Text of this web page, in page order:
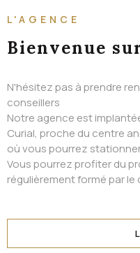
L'AGENCE
Bienvenue
N'hésitez pas à prendre
conseillers
Notre agence est
Curial, proche du centre
où vous pourrez
Vous pourrez profiter du
régulièrement formé par le